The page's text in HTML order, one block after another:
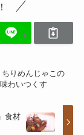
ちりめんじゃこの
わいつくす
食材